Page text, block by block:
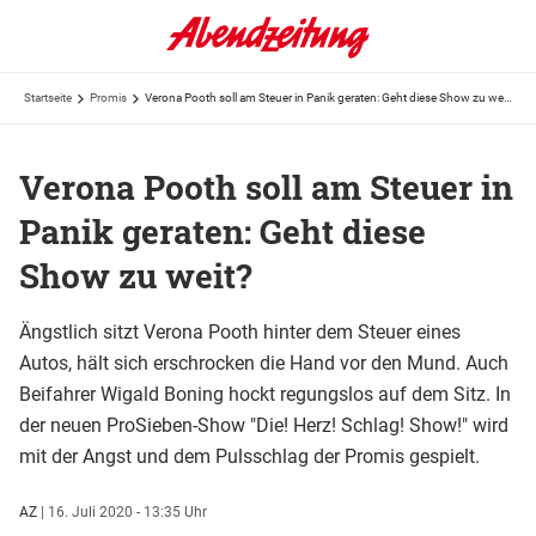
Startseite Promis
Verona Pooth soll am Steuer in
Panik geraten: Geht diese
Show zu weit?
Ängstlich sitzt Verona Pooth hinter dem Steuer eines
Autos, hält sich erschrocken die Hand vor den Mund. Auch
Beifahrer Wigald Boning hockt regungslos auf dem Sitz. In
der neuen ProSieben-Show "Die! Herz! Schlag! Show!" wird
mit der Angst und dem Pulsschlag der Promis gespielt.
AZ | 16. Juli 2020 - 13:35 Uhr